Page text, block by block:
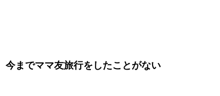
までママ友旅行をしたことがない